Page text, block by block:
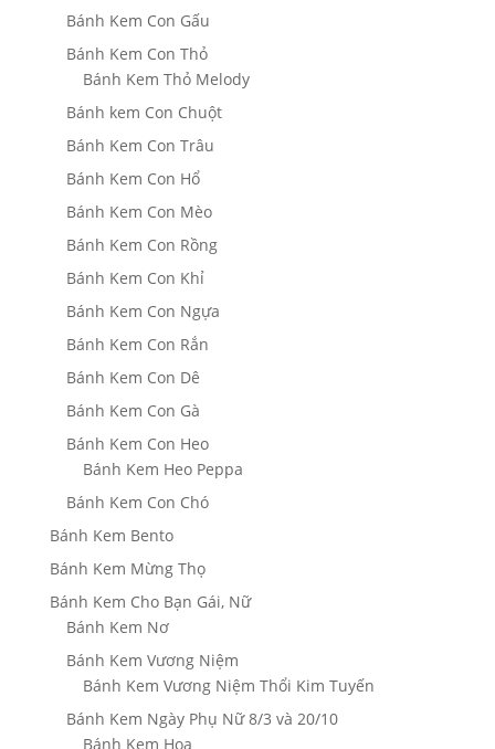
Bánh Kem Con Gấu
Bánh Kem Con Thỏ
Bánh Kem Thỏ Melody
Bánh kem Con Chuột
Bánh Kem Con Trâu
Bánh Kem Con Hổ
Bánh Kem Con Mèo
Bánh Kem Con Rồng
Bánh Kem Con Khỉ
Bánh Kem Con Ngựa
Bánh Kem Con Rắn
Bánh Kem Con Dê
Bánh Kem Con Gà
Bánh Kem Con Heo
Bánh Kem Heo Peppa
Bánh Kem Con Chó
Bánh Kem Bento
Bánh Kem Mừng Thọ
Bánh Kem Cho Bạn Gái, Nữ
Bánh Kem Nơ
Bánh Kem Vương Niệm
Bánh Kem Vương Niệm Thổi Kim Tuyến
Bánh Kem Ngày Phụ Nữ 8/3 và 20/10
Bánh Kem Hoa